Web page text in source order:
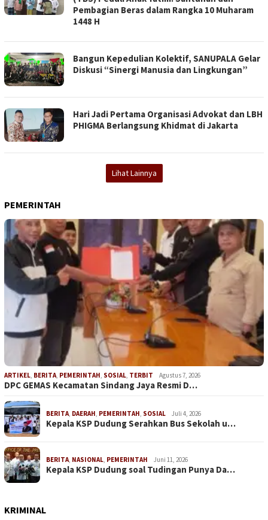
Pembagian Beras dalam Rangka 10 Muharam
1448 H
Bangun Kepedulian Kolektif, SANUPALA Gelar
Diskusi “Sinergi Manusia dan Lingkungan”
Hari Jadi Pertama Organisasi Advokat dan LBH
PHIGMA Berlangsung Khidmat di Jakarta
Lihat Lainnya
PEMERINTAH
ARTIKEL, BERITA, PEMERINTAH, SOSIAL, TERBIT Agustus 7, 2026
DPC GEMAS Kecamatan Sindang Jaya Resmi D…
BERITA, DAERAH, PEMERINTAH, SOSIAL Juli 4, 2026
Kepala KSP Dudung Serahkan Bus Sekolah u…
BERITA, NASIONAL, PEMERINTAH Juni 11, 2026
Kepala KSP Dudung soal Tudingan Punya Da…
KRIMINAL